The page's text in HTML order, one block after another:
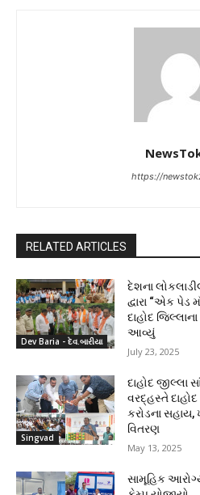
https://
RELATED ARTICLES
Dev Baria - દેવ.બારીયા
દેશના
દ્વારા “એક પેડ
દાહોદ
આવ્યું
July 23, 2025
Singvad
દાહોદ જીલ્લા
વરદ્હસ્તે
કરોડના સહાય,
વિતરણ
May 13, 2025
સામૂહિક